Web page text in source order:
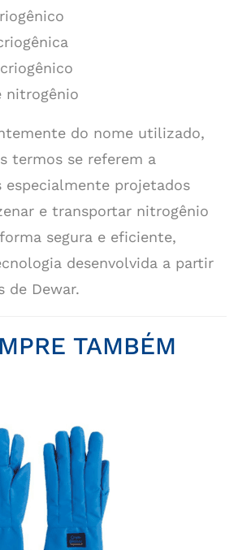
nitrogênio
do nome utilizado,
termos se referem a
especialmente projetados
e transportar nitrogênio
segura e eficiente,
desenvolvida a partir
de Dewar.
TAMBÉM